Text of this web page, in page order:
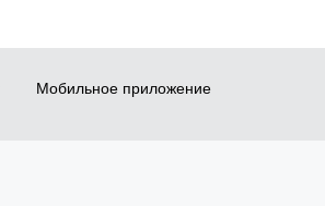
Мобильное приложение